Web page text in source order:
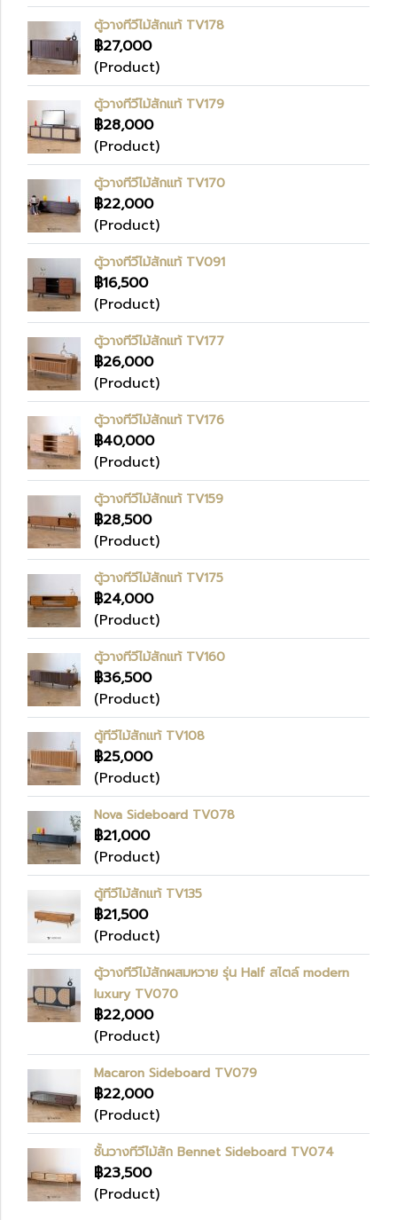
ตู้วางทีวีไม้สักแท้ TV178
฿27,000
(Product)
ตู้วางทีวีไม้สักแท้ TV179
฿28,000
(Product)
ตู้วางทีวีไม้สักแท้ TV170
฿22,000
(Product)
ตู้วางทีวีไม้สักแท้ TV091
฿16,500
(Product)
ตู้วางทีวีไม้สักแท้ TV177
฿26,000
(Product)
ตู้วางทีวีไม้สักแท้ TV176
฿40,000
(Product)
ตู้วางทีวีไม้สักแท้ TV159
฿28,500
(Product)
ตู้วางทีวีไม้สักแท้ TV175
฿24,000
(Product)
ตู้วางทีวีไม้สักแท้ TV160
฿36,500
(Product)
ตู้ทีวีไม้สักแท้ TV108
฿25,000
(Product)
Nova Sideboard TV078
฿21,000
(Product)
ตู้ทีวีไม้สักแท้ TV135
฿21,500
(Product)
ตู้วางทีวีไม้สักผสมหวาย รุ่น Half สไตล์ modern
luxury TV070
฿22,000
(Product)
Macaron Sideboard TV079
฿22,000
(Product)
ชั้นวางทีวีไม้สัก Bennet Sideboard TV074
฿23,500
(Product)